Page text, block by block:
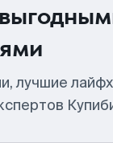
лучшие